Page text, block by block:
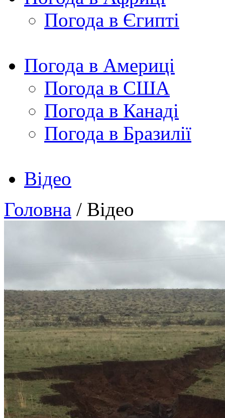
Погода в Єгипті
Погода в Америці
Погода в США
Погода в Канаді
Погода в Бразилії
Відео
Головна / Відео